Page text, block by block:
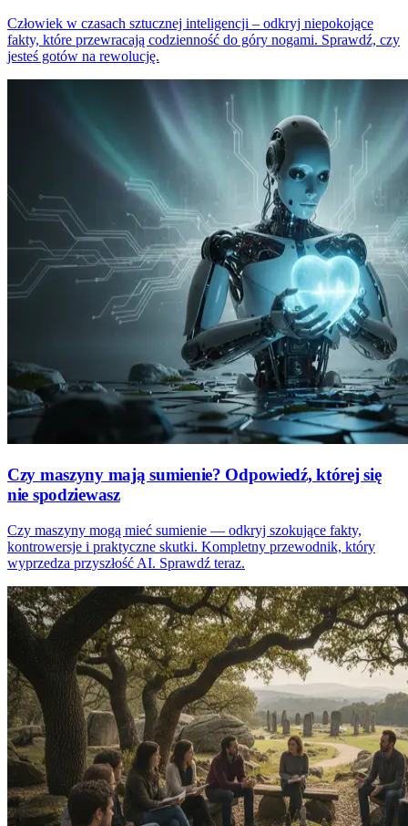
Człowiek w czasach sztucznej inteligencji – odkryj niepokojące
fakty, które przewracają codzienność do góry nogami. Sprawdź, czy
jesteś gotów na rewolucję.
Czy maszyny mają sumienie? Odpowiedź, której się
nie spodziewasz
Czy maszyny mogą mieć sumienie — odkryj szokujące fakty,
kontrowersje i praktyczne skutki. Kompletny przewodnik, który
wyprzedza przyszłość AI. Sprawdź teraz.